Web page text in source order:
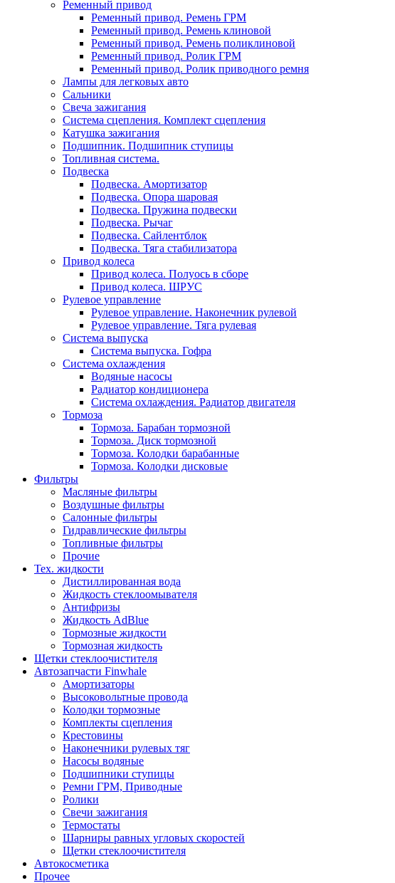
Ременный привод
Ременный привод. Ремень ГРМ
Ременный привод. Ремень клиновой
Ременный привод. Ремень поликлиновой
Ременный привод. Ролик ГРМ
Ременный привод. Ролик приводного ремня
Лампы для легковых авто
Сальники
Свеча зажигания
Система сцепления. Комплект сцепления
Катушка зажигания
Подшипник. Подшипник ступицы
Топливная система.
Подвеска
Подвеска. Амортизатор
Подвеска. Опора шаровая
Подвеска. Пружина подвески
Подвеска. Рычаг
Подвеска. Сайлентблок
Подвеска. Тяга стабилизатора
Привод колеса
Привод колеса. Полуось в сборе
Привод колеса. ШРУС
Рулевое управление
Рулевое управление. Наконечник рулевой
Рулевое управление. Тяга рулевая
Система выпуска
Система выпуска. Гофра
Система охлаждения
Водяные насосы
Радиатор кондиционера
Система охлаждения. Радиатор двигателя
Тормоза
Тормоза. Барабан тормозной
Тормоза. Диск тормозной
Тормоза. Колодки барабанные
Тормоза. Колодки дисковые
Фильтры
Масляные фильтры
Воздушные фильтры
Салонные фильтры
Гидравлические фильтры
Топливные фильтры
Прочие
Тех. жидкости
Дистиллированная вода
Жидкость стеклоомывателя
Антифризы
Жидкость AdBlue
Тормозные жидкости
Тормозная жидкость
Щетки стеклоочистителя
Автозапчасти Finwhale
Амортизаторы
Высоковольтные провода
Колодки тормозные
Комплекты сцепления
Крестовины
Наконечники рулевых тяг
Насосы водяные
Подшипники ступицы
Ремни ГРМ, Приводные
Ролики
Свечи зажигания
Термостаты
Шарниры равных угловых скоростей
Щетки стеклоочистителя
Автокосметика
Прочее